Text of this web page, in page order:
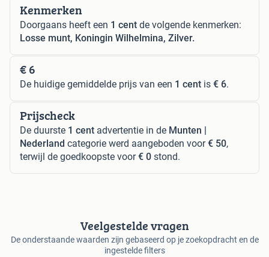
Kenmerken
Doorgaans heeft een 1 cent de volgende kenmerken:
Losse munt, Koningin Wilhelmina, Zilver.
€ 6
De huidige gemiddelde prijs van een 1 cent is € 6.
Prijscheck
De duurste 1 cent advertentie in de Munten |
Nederland categorie werd aangeboden voor€ 50,
terwijl de goedkoopste voor€ 0 stond.
Veelgestelde vragen
De onderstaande waarden zijn gebaseerd op je zoekopdracht en de
ingestelde filters